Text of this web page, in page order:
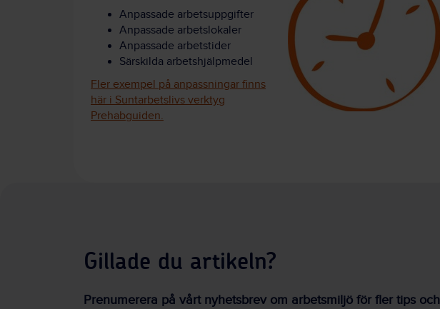
Anpassade arbetsuppgifter
Anpassade arbetslokaler
Anpassade arbetstider
Särskilda arbetshjälpmedel
Fler exempel på anpassningar finns
här i Suntarbetslivs verktyg
Prehabguiden.
Gillade du artikeln?
Prenumerera på vårt nyhetsbrev om arbetsmiljö för fler tips och